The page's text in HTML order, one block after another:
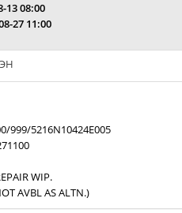
13 08:00
27 11:00
999/5216N10424E005
WIP.
AVBL AS ALTN.)